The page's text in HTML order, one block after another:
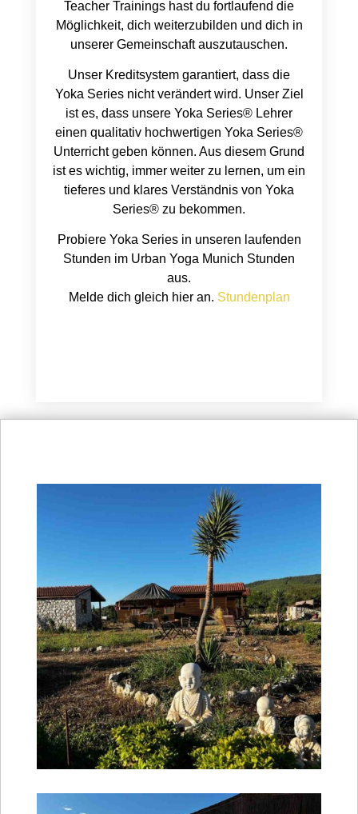
Teacher Trainings hast du fortlaufend die
Möglichkeit, dich weiterzubilden und dich in
unserer Gemeinschaft auszutauschen.
Unser Kreditsystem garantiert, dass die
Yoka Series nicht verändert wird. Unser Ziel
ist es, dass unsere Yoka Series® Lehrer
einen qualitativ hochwertigen Yoka Series®
Unterricht geben können. Aus diesem Grund
ist es wichtig, immer weiter zu lernen, um ein
tieferes und klares Verständnis von Yoka
Series® zu bekommen.
Probiere Yoka Series in unseren laufenden
Stunden im Urban Yoga Munich Stunden
aus.
Melde dich gleich hier an. Stundenplan